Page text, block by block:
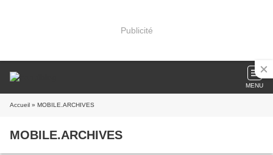
Publicité
MENU
Accueil » MOBILE.ARCHIVES
MOBILE.ARCHIVES